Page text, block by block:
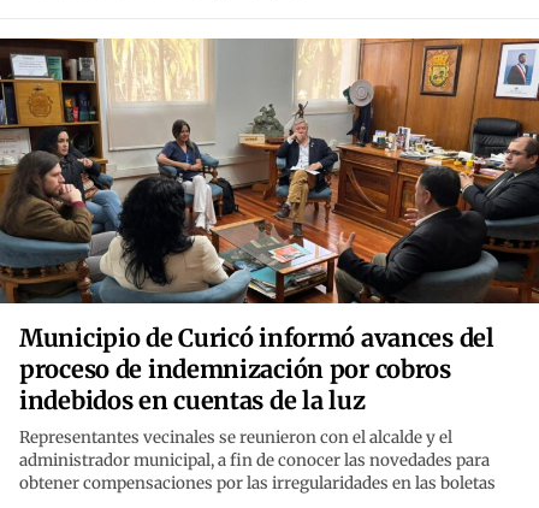
Municipio de Curicó informó avances del
proceso de indemnización por cobros
indebidos en cuentas de la luz
Representantes vecinales se reunieron con el alcalde y el
administrador municipal, a fin de conocer las novedades para
obtener compensaciones por las irregularidades en las boletas